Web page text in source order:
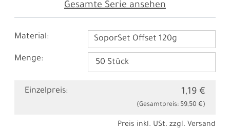
Gesamte Serie ansehen
Material: SoporSet Offset 120g
Menge:
Einzelpreis: 1,19 €
(Gesamtpreis: 59,50 €)
Preis inkl. USt. zzgl. Versand